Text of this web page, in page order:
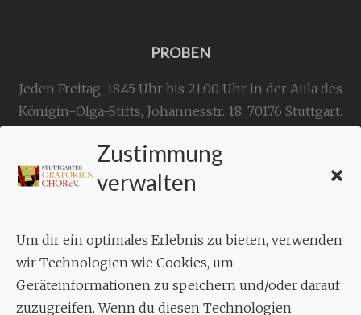
Zustimmung
verwalten
Um dir ein optimales Erlebnis zu bieten, verwenden
wir Technologien wie Cookies, um
Geräteinformationen zu speichern und/oder darauf
zuzugreifen. Wenn du diesen Technologien
PROBEN
Jeden Freitag, 18.45 Uhr bis 21.00 Uhr in der Aula des
Königin-Olga-Stifts, Johannesstr. 18, 70176 Stuttgart.
KONTAKT
Geschäftsstelle:
Aixheimer Str. 18
70619 Stuttgart